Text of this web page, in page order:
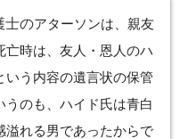
士のアターソンは、親友
亡時は、友人・恩人のハ
いう内容の遺言状の保管
うのも、ハイド氏は青白
溢れる男であったからで